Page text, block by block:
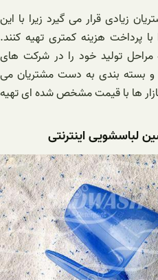
زیادی قرار می گیرد زیرا با این
پرداخت هزینه کمتری تهیه کنند.
تولید خود را در شرکت های
بسته بندی به دست مشتریان می
ها با قیمت مشخص شده ای تهیه
لباسشویی اینترنتی